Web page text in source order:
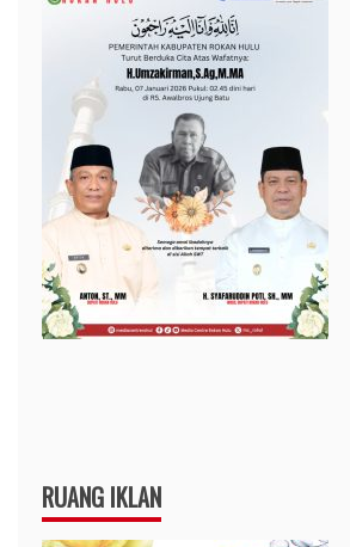
RUANG IKLAN